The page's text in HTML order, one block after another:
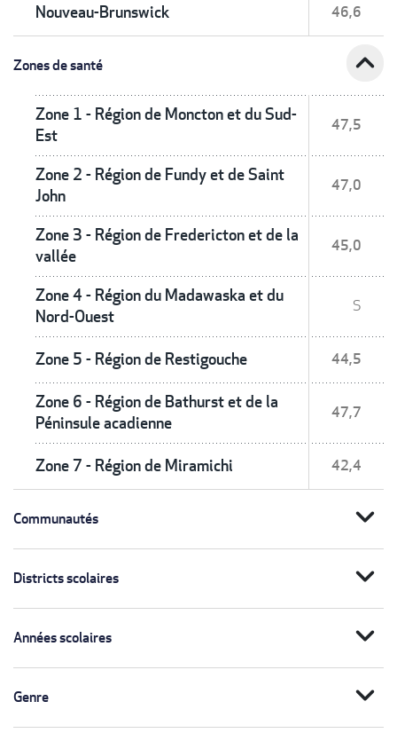
Nouveau-Brunswick 46,6
Zones de santé expand_less
Zone 1 - Région de Moncton et du Sud-
Est
47,5
Zone 2 - Région de Fundy et de Saint
John
47,0
Zone 3 - Région de Fredericton et de la
vallée
45,0
Zone 4 - Région du Madawaska et du
Nord-Ouest
S
Zone 5 - Région de Restigouche 44,5
Zone 6 - Région de Bathurst et de la
Péninsule acadienne
47,7
Zone 7 - Région de Miramichi 42,4
Communautés expand_more
Districts scolaires expand_more
Années scolaires expand_more
Genre expand_more